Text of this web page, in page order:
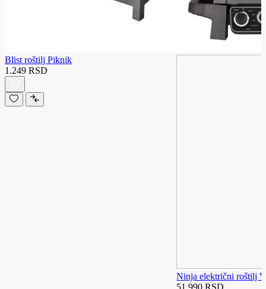
Blist roštilj Piknik
1.249 RSD
Ninja električni roštilj
51.990 RSD